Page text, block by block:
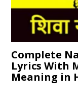
Complete
Lyrics With
Meaning in